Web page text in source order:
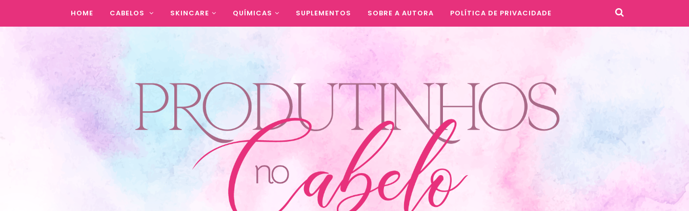
HOME CABELOS SKINCARE QUÍMICAS SUPLEMENTOS SOBRE A AUTORA POLÍTICA DE PRIVACIDADE